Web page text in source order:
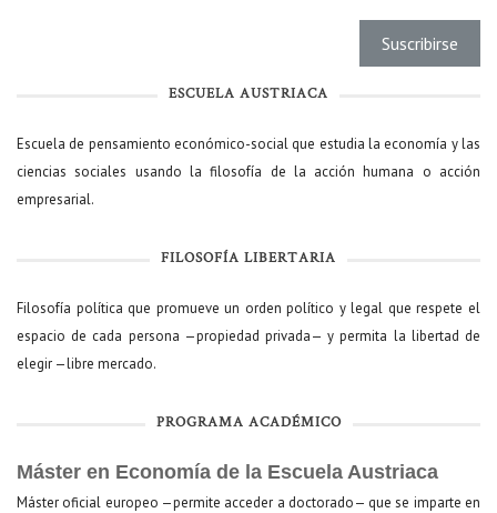
ESCUELA AUSTRIACA
Escuela de pensamiento económico-social que estudia la economía y las
ciencias sociales usando la filosofía de la acción humana o acción
empresarial.
FILOSOFÍA LIBERTARIA
Filosofía política que promueve un orden político y legal que respete el
espacio de cada persona —propiedad privada— y permita la libertad de
elegir —libre mercado.
PROGRAMA ACADÉMICO
Máster en Economía de la Escuela Austriaca
Máster oficial europeo —permite acceder a doctorado— que se imparte en